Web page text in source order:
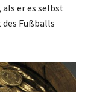
er es selbst
Fußballs